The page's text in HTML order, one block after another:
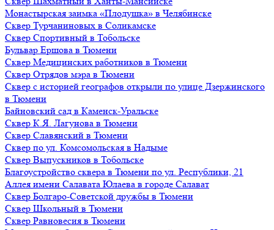
Монастырская заимка «Плодушка» в Челябинске
Сквер Турчаниновых в Соликамске
Сквер Спортивный в Тобольске
Бульвар Ершова в Тюмени
Сквер Медицинских работников в Тюмени
Сквер Отрядов мэра в Тюмени
Сквер с историей географов открыли по улице Дзержинского
в Тюмени
Байновский сад в Каменск-Уральске
Сквер К.Я. Лагунова в Тюмени
Сквер Славянский в Тюмени
Сквер по ул. Комсомольская в Надыме
Сквер Выпускников в Тобольске
Благоустройство сквера в Тюмени по ул. Республики, 21
Аллея имени Салавата Юлаева в городе Салават
Сквер Болгаро-Советской дружбы в Тюмени
Сквер Школьный в Тюмени
Сквер Равновесия в Тюмени